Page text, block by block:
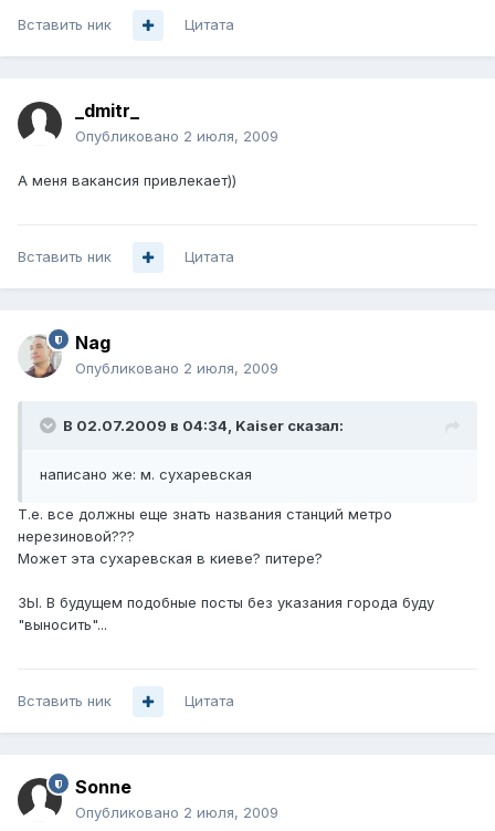
Вставить ник Цитата
_dmitr_
Опубликовано 2 июля, 2009
А меня вакансия привлекает))
Вставить ник Цитата
Nag
Опубликовано 2 июля, 2009
В 02.07.2009 в 04:34, Kaiser сказал:
написано же: м. сухаревская
Т.е. все должны еще знать названия станций метро
нерезиновой???
Может эта сухаревская в киеве? питере?
ЗЫ. В будущем подобные посты без указания города буду
"выносить"...
Вставить ник Цитата
Sonne
Опубликовано 2 июля, 2009